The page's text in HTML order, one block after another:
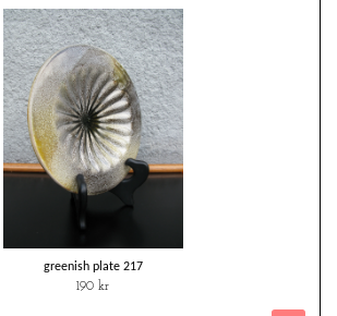
greenish plate 217
190 kr